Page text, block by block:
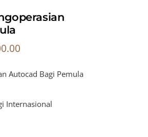
Autocad Bagi Pemula
Internasional